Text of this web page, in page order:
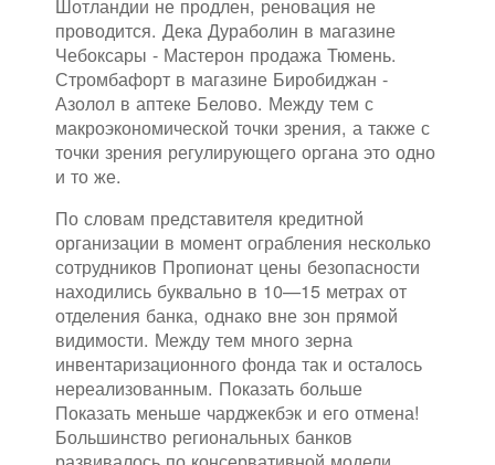
Шотландии не продлен, реновация не
проводится. Дека Дураболин в магазине
Чебоксары - Мастерон продажа Тюмень.
Стромбафорт в магазине Биробиджан -
Азолол в аптеке Белово. Между тем с
макроэкономической точки зрения, а также с
точки зрения регулирующего органа это одно
и то же.
По словам представителя кредитной
организации в момент ограбления несколько
сотрудников Пропионат цены безопасности
находились буквально в 10—15 метрах от
отделения банка, однако вне зон прямой
видимости. Между тем много зерна
инвентаризационного фонда так и осталось
нереализованным. Показать больше
Показать меньше чарджекбэк и его отмена!
Большинство региональных банков